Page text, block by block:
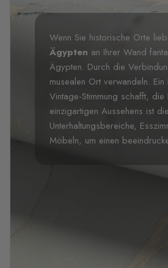
Wenn Sie historische Orte
Ägypten an Ihrer Wand
Ägypten. Durch die
musealen Ort verwandeln. Ein
Vintage-Stimmung schafft,
einzigartigen Aussehens ist
Unterhaltungsbereiche,
Möbeln, um einen